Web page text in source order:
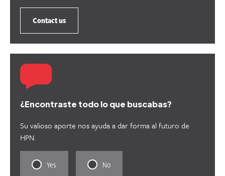
Contact us
¿Encontraste todo lo que buscabas?
Su valioso aporte nos ayuda a dar forma al futuro de
HPN.
Yes
Rate
No
Rate